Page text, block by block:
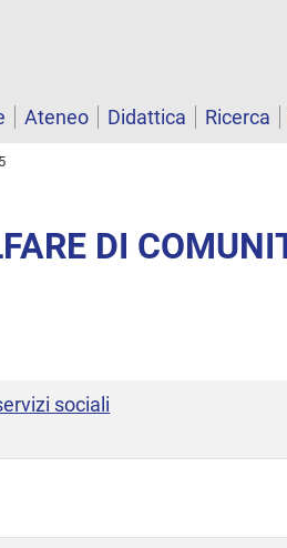
Ateneo Didattica Ricerca
DI
sociali